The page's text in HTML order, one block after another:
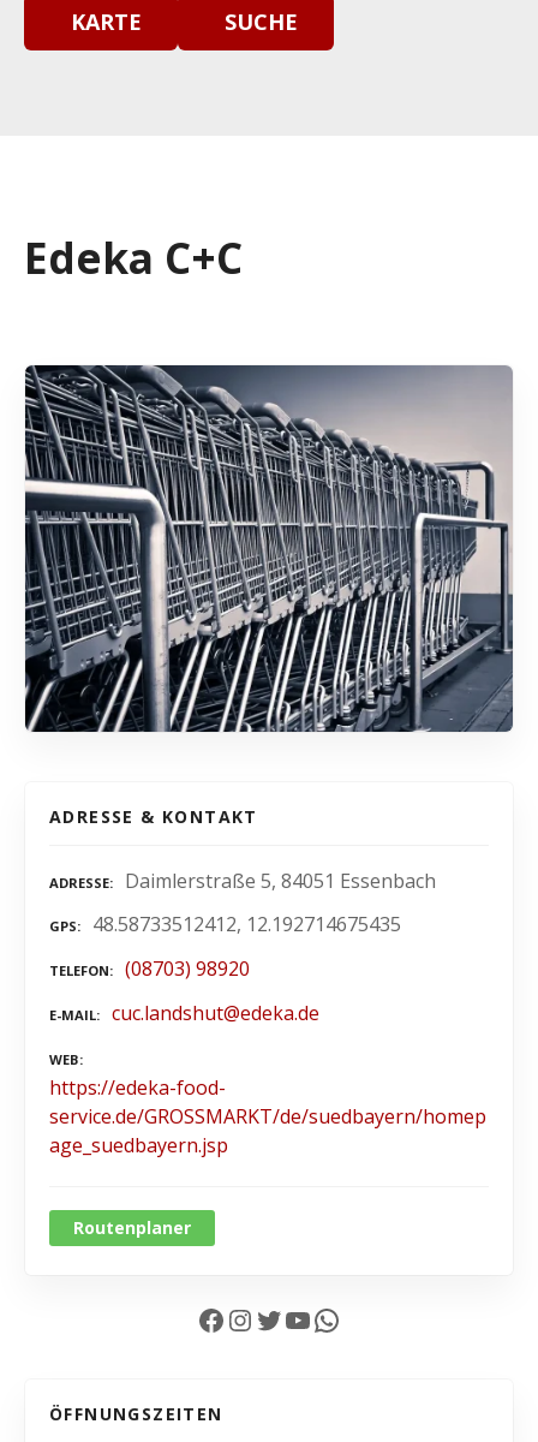
KARTE SUCHE
Edeka C+C
ADRESSE & KONTAKT
ADRESSE Daimlerstraße 5, 84051 Essenbach
GPS 48.58733512412, 12.192714675435
TELEFON (08703) 98920
E-MAIL cuc.landshut@edeka.de
WEB
https://edeka-food-
service.de/GROSSMARKT/de/suedbayern/homep
age_suedbayern.jsp
Routenplaner
Facebook InstagramTwitter YouTube WhatsApp
ÖFFNUNGSZEITEN